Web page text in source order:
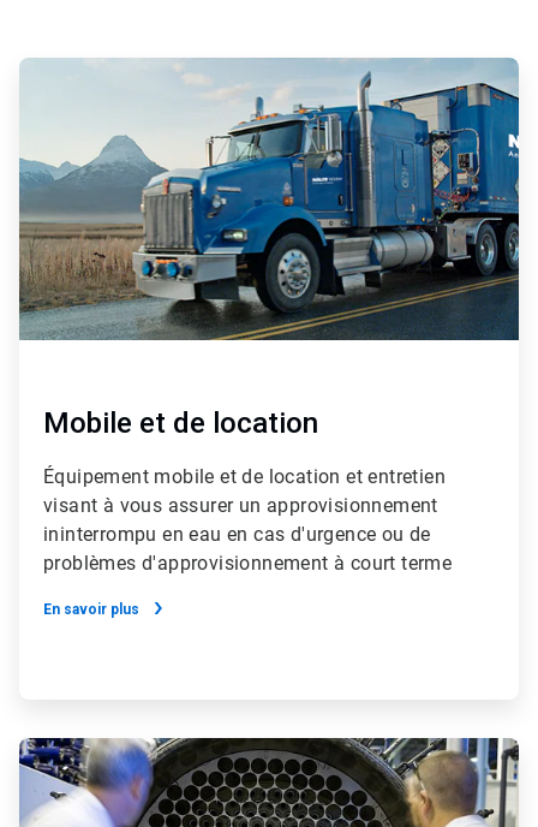
ArticleTile
Mobile et de location
Équipement mobile et de location et entretien
visant à vous assurer un approvisionnement
ininterrompu en eau en cas d'urgence ou de
problèmes d'approvisionnement à court terme
En savoir plus
ArticleTile
2
4